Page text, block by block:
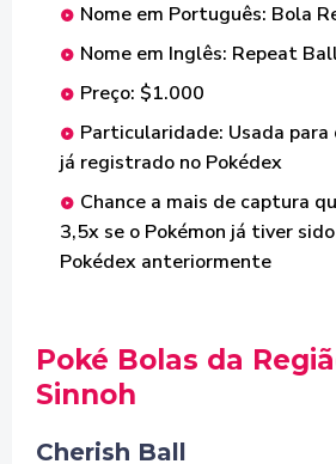
Nome em Português: Bola
Nome em Inglês: Repeat
Preço: $1.000
Particularidade: Usada para
já registrado no Pokédex
Chance a mais de captura
3,5x se o Pokémon já tiver
Pokédex anteriormente
Poké Bolas da
Sinnoh
Cherish Ball